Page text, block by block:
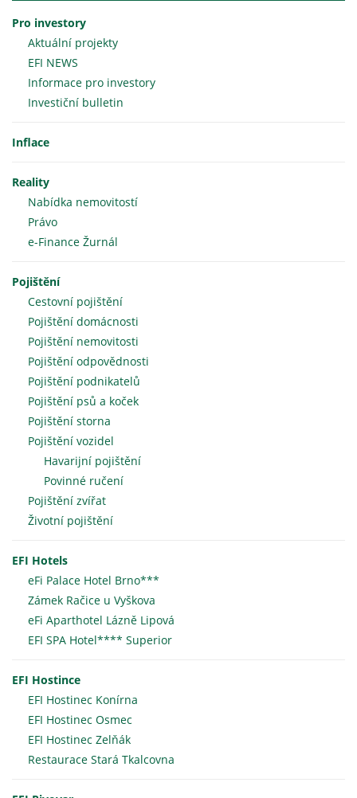
Pro investory
Aktuální projekty
EFI NEWS
Informace pro investory
Investiční bulletin
Inflace
Reality
Nabídka nemovitostí
Právo
e-Finance Žurnál
Pojištění
Cestovní pojištění
Pojištění domácnosti
Pojištění nemovitosti
Pojištění odpovědnosti
Pojištění podnikatelů
Pojištění psů a koček
Pojištění storna
Pojištění vozidel
Havarijní pojištění
Povinné ručení
Pojištění zvířat
Životní pojištění
EFI Hotels
eFi Palace Hotel Brno***
Zámek Račice u Vyškova
eFi Aparthotel Lázně Lipová
EFI SPA Hotel**** Superior
EFI Hostince
EFI Hostinec Konírna
EFI Hostinec Osmec
EFI Hostinec Zelňák
Restaurace Stará Tkalcovna